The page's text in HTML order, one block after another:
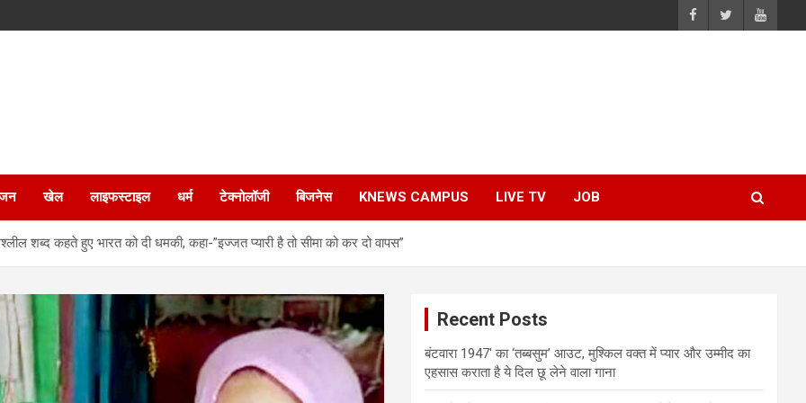
खेल लाइफस्टाइल धर्म टेक्नोलॉजी बिजनेस KNEWS CAMPUS LIVE TV JOB
शब्द कहते हुए भारत को दी धमकी, कहा-”इज्जत प्यारी है तो सीमा को कर दो वापस”
Recent Posts
बंटवारा 1947′ का ‘तब्बसुम’ आउट, मुश्किल वक्त में प्यार और उम्मीद का
एहसास कराता है ये दिल छू लेने वाला गाना